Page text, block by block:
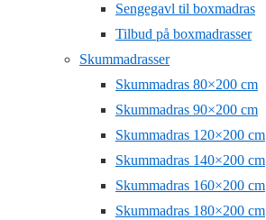
Sengegavl til boxmadras
Tilbud på boxmadrasser
Skummadrasser
Skummadras 80×200 cm
Skummadras 90×200 cm
Skummadras 120×200 cm
Skummadras 140×200 cm
Skummadras 160×200 cm
Skummadras 180×200 cm